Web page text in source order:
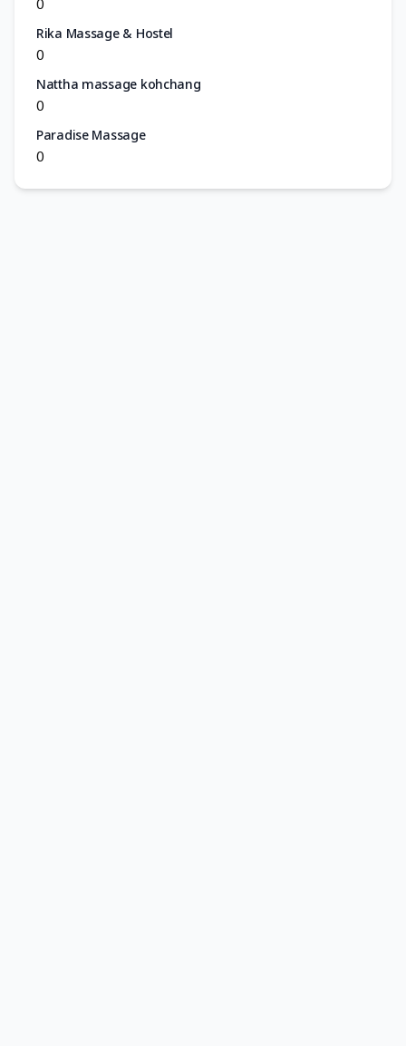
Rika Massage & Hostel
0
Nattha massage kohchang
0
Paradise Massage
0